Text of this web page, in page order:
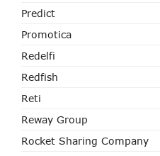
Predict
Promotica
Redelfi
Redfish
Reti
Reway Group
Rocket Sharing Company